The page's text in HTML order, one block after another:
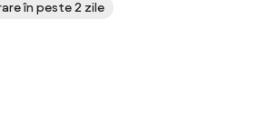
în peste 2 zile